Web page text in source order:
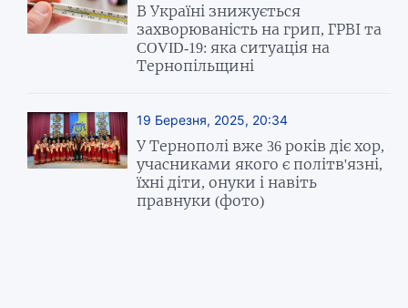
В Україні знижується
захворюваність на грип, ГРВІ та
COVID-19: яка ситуація на
Тернопільщині
19 Березня, 2025, 20:34
У Тернополі вже 36 років діє хор,
учасниками якого є політв'язні,
їхні діти, онуки і навіть
правнуки (фото)